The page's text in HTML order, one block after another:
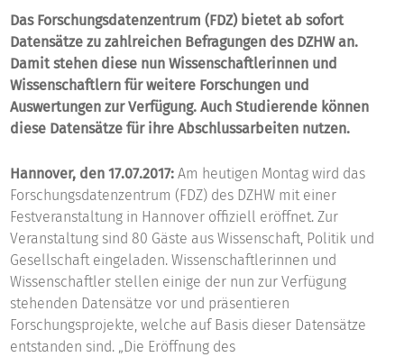
Das Forschungsdatenzentrum (FDZ) bietet ab sofort
Datensätze zu zahlreichen Befragungen des DZHW an.
Damit stehen diese nun Wissenschaftlerinnen und
Wissenschaftlern für weitere Forschungen und
Auswertungen zur Verfügung. Auch Studierende können
diese Datensätze für ihre Abschlussarbeiten nutzen.
Hannover, den 17.07.2017: Am heutigen Montag wird das
Forschungsdatenzentrum (FDZ) des DZHW mit einer
Festveranstaltung in Hannover offiziell eröffnet. Zur
Veranstaltung sind 80 Gäste aus Wissenschaft, Politik und
Gesellschaft eingeladen. Wissenschaftlerinnen und
Wissenschaftler stellen einige der nun zur Verfügung
stehenden Datensätze vor und präsentieren
Forschungsprojekte, welche auf Basis dieser Datensätze
entstanden sind. „Die Eröffnung des